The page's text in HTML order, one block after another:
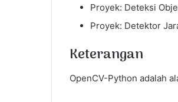
Proyek: Deteksi
Proyek: Detektor
Keterangan
OpenCV-Python adalah